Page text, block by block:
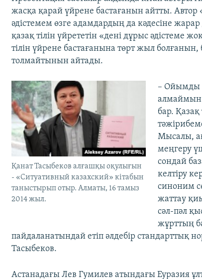
жасқа қарай үйрене бастағанын айтты. Автор
әдістемем өзге адамдардың да кәдесіне
қазақ тілін үйрететін «дені дұрыс әдістеме
тілін үйрене бастағанына төрт жыл болғанын,
толмайтынын айтады.
Қанат Тасыбеков алғашқы оқулығын
- «Ситуативный казахский» кітабын
таныстырып отыр. Алматы, 16 тамыз
2014 жыл.
– Ойымды
алмаймын
бар. Қазақ
Мысалы,
меңгеру
сондай
келтіру
синоним
жаттау
сәл-пәл
жұрттың
пайдаланатындай етіп әлдебір стандарттық
Тасыбеков.
Астанадағы Лев Гумилев атындағы Еуразия